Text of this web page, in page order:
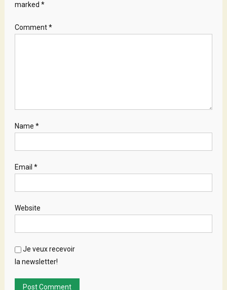
marked *
Comment*
Name *
Email *
Website
Je veux recevoir
la newsletter!